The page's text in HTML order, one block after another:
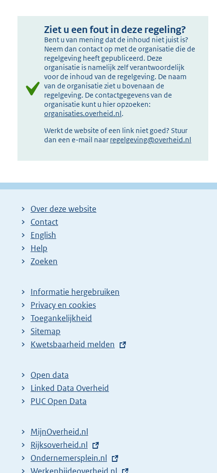
Ziet u een fout in deze regeling?
Bent u van mening dat de inhoud niet juist is?
Neem dan contact op met de organisatie die de
regelgeving heeft gepubliceerd. Deze
organisatie is namelijk zelf verantwoordelijk
voor de inhoud van de regelgeving. De naam
van de organisatie ziet u bovenaan de
regelgeving. De contactgegevens van de
organisatie kunt u hier opzoeken:
organisaties.overheid.nl.
Werkt de website of een link niet goed? Stuur
dan een e-mail naar regelgeving@overheid.nl
Over deze website
Contact
English
Help
Zoeken
Informatie hergebruiken
Privacy en cookies
Toegankelijkheid
Sitemap
E
t
e
r
l
i
n
Kwetsbaarheid melden
Open data
Linked Data Overheid
PUC Open Data
MijnOverheid.nl
E
x
t
Rijksoverheid.nl
E
x
Ondernemersplein.nl
E
Werkenbijdeoverheid.nl